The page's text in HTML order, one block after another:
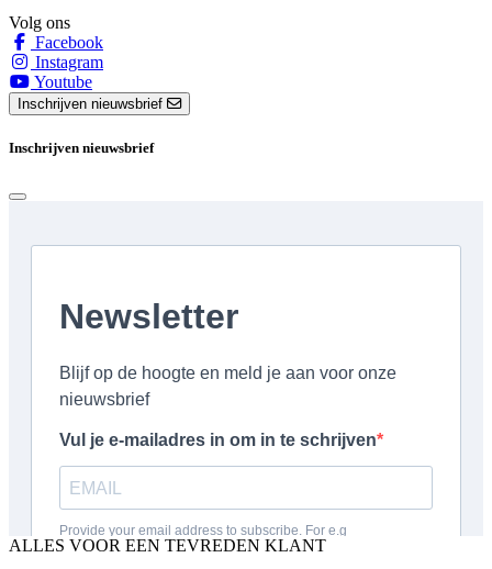
Volg ons
Facebook
Instagram
Youtube
Inschrijven nieuwsbrief
Inschrijven nieuwsbrief
ALLES VOOR EEN TEVREDEN KLANT